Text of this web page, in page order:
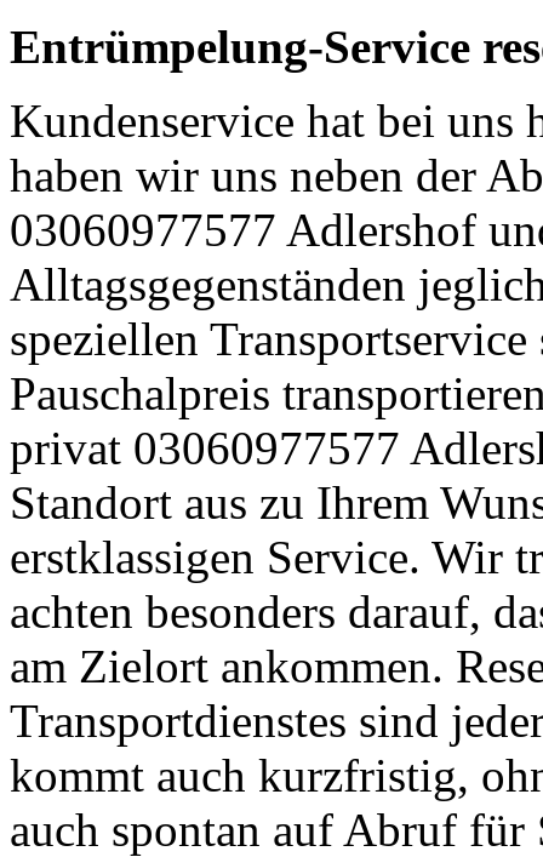
Entrümpelung-Service
Kundenservice hat bei uns
haben wir uns neben der
03060977577 Adlershof
Alltagsgegenständen
speziellen
Pauschalpreis
privat 03060977577
Standort aus zu Ihrem
erstklassigen Service. Wir
achten besonders darauf,
am Zielort ankommen.
Transportdienstes sind
kommt auch kurzfristig,
auch spontan auf Abruf für